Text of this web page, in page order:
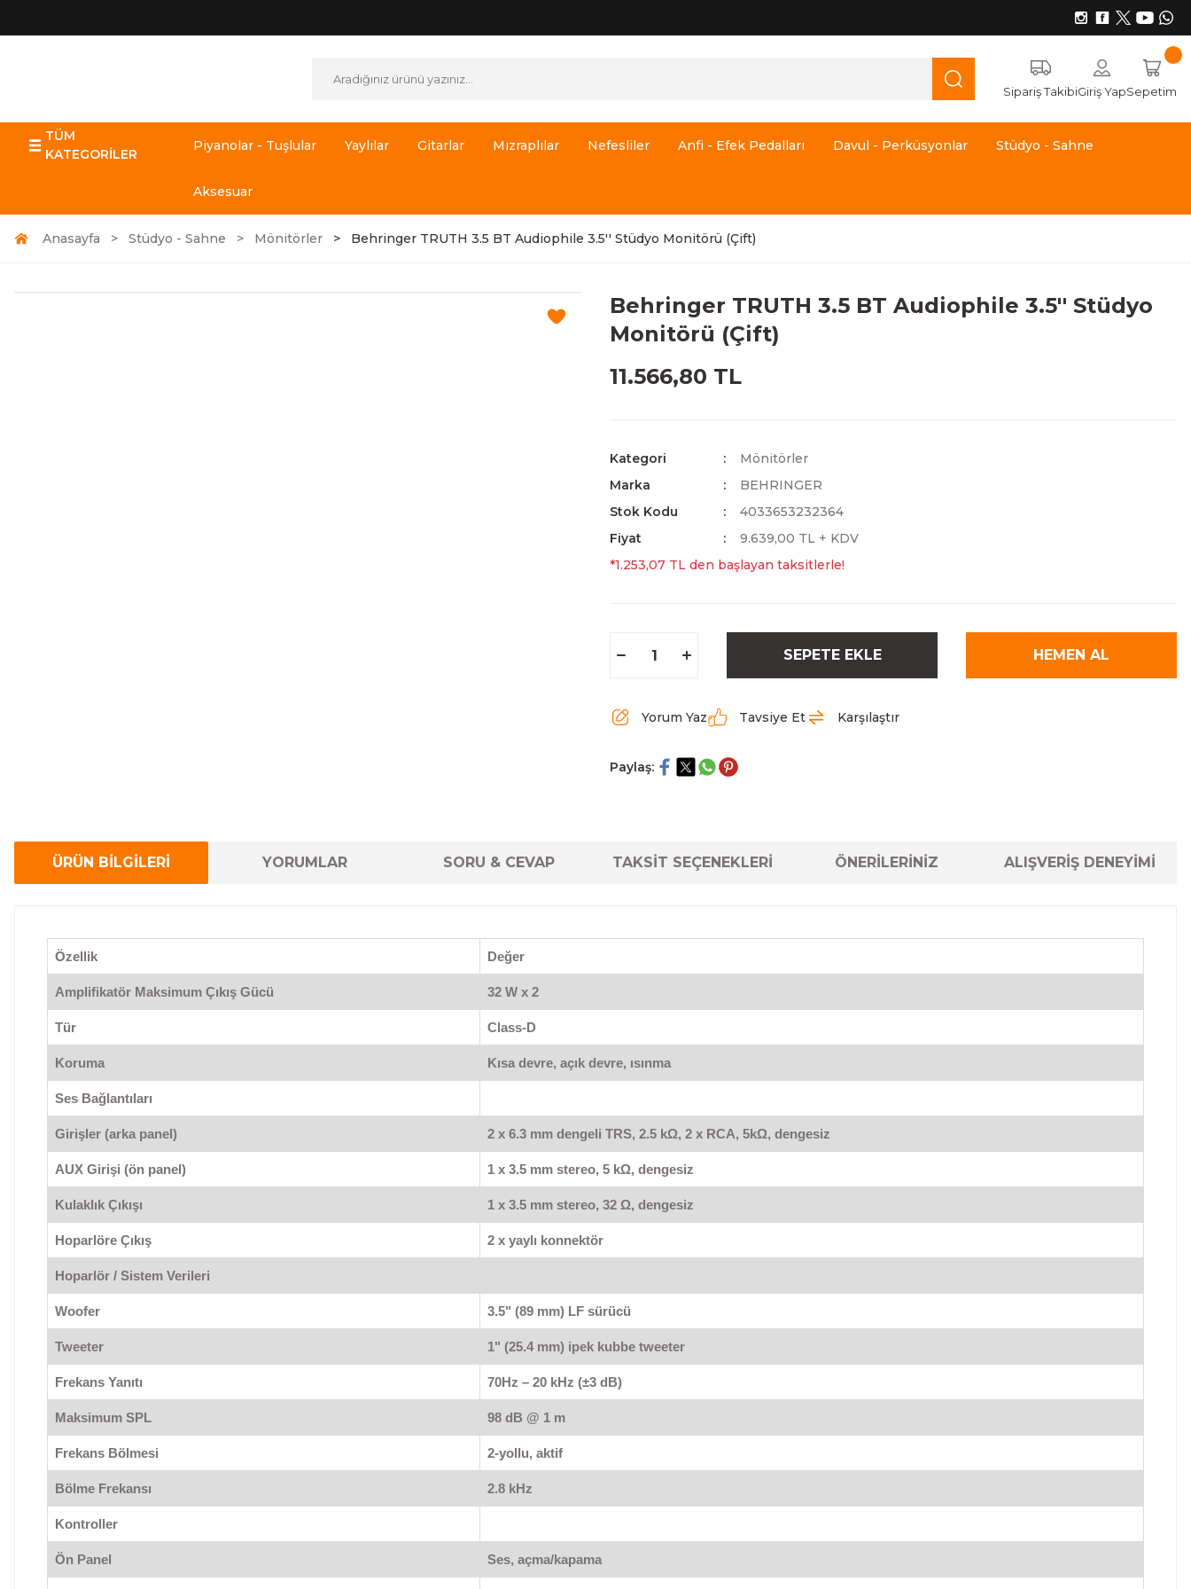
Sipariş TakibiGiriş YapSepetim
TÜM
KATEGORİLER
Piyanolar - Tuşlular Yaylılar Gitarlar Mızraplılar Nefesliler Anfi - Efek Pedalları Davul - Perküsyonlar Stüdyo - Sahne
Aksesuar
Anasayfa Stüdyo - Sahne Mönitörler Behringer TRUTH 3.5 BT Audiophile 3.5'' Stüdyo Monitörü (Çift)
Behringer TRUTH 3.5 BT Audiophile 3.5'' Stüdyo
Monitörü (Çift)
11.566,80 TL
Kategori
Mönitörler
Marka
BEHRINGER
Stok Kodu
4033653232364
Fiyat
9.639,00 TL + KDV
*1.253,07 TL den başlayan taksitlerle!
SEPETE EKLE HEMEN AL
Yorum Yaz Tavsiye Et Karşılaştır
Paylaş:
ÜRÜN BİLGİLERİ YORUMLAR SORU & CEVAP TAKSİT SEÇENEKLERİ ÖNERİLERİNİZ ALIŞVERİŞ DENEYİMİ
Özellik Değer
Amplifikatör Maksimum Çıkış Gücü 32 W x 2
Tür Class-D
Koruma Kısa devre, açık devre, ısınma
Ses Bağlantıları
Girişler (arka panel) 2 x 6.3 mm dengeli TRS, 2.5 kΩ, 2 x RCA, 5kΩ, dengesiz
AUX Girişi (ön panel) 1 x 3.5 mm stereo, 5 kΩ, dengesiz
Kulaklık Çıkışı 1 x 3.5 mm stereo, 32 Ω, dengesiz
Hoparlöre Çıkış 2 x yaylı konnektör
Hoparlör / Sistem Verileri
Woofer 3.5" (89 mm) LF sürücü
Tweeter 1" (25.4 mm) ipek kubbe tweeter
Frekans Yanıtı 70Hz – 20 kHz (±3 dB)
Maksimum SPL 98 dB @ 1 m
Frekans Bölmesi 2-yollu, aktif
Bölme Frekansı 2.8 kHz
Kontroller
Ön Panel Ses, açma/kapama